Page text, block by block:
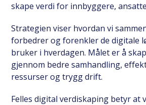
skape verdi for innbyggere,
Strategien viser hvordan vi
forbedrer og forenkler de digitale
bruker i hverdagen. Målet er å
gjennom bedre samhandling,
ressurser og trygg drift.
Felles digital verdiskaping betyr at